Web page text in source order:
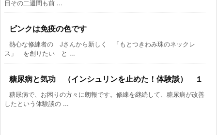
日その二週間も前 ...
ピンクは免疫の色です
熱心な修練者の Jさんから新しく 「もとつきわみ珠のネックレ
ス」 を創りたい と ...
糖尿病と気功 （インシュリンを止めた！体験談） １
糖尿病で、お困りの方々に朗報です。修練を継続して、糖尿病が改善
したという体験談の ...